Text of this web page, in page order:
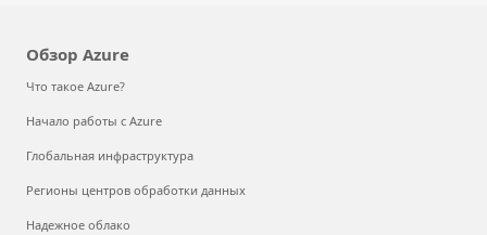
Обзор Azure
Что такое Azure?
Начало работы с Azure
Глобальная инфраструктура
Регионы центров обработки данных
Надежное облако